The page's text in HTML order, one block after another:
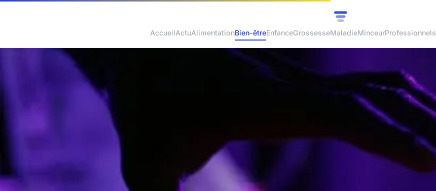
AccueilActuAlimentationBien-êtreEnfanceGrossesseMaladieMinceurProfessionnels